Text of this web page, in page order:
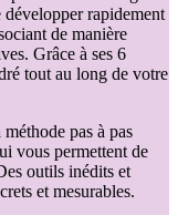
développer rapidement
de manière
Grâce à ses 6
tout au long de votre
pas à pas
vous permettent de
outils inédits et
et mesurables.